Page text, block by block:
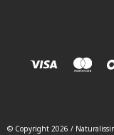
© Copyright 2026 /